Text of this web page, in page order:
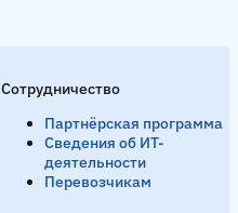
Сотрудничество
Партнёрская программа
Сведения об ИТ-
деятельности
Перевозчикам